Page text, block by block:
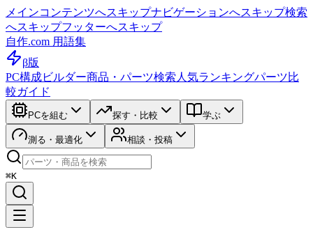
メインコンテンツへスキップナビゲーションへスキップ検索
へスキップフッターへスキップ
自作.com 用語集
β版
PC構成ビルダー商品・パーツ検索 人気ランキングパーツ比
較ガイド
PCを組む 探す・比較 学ぶ
測る・最適化 相談・投稿
⌘K